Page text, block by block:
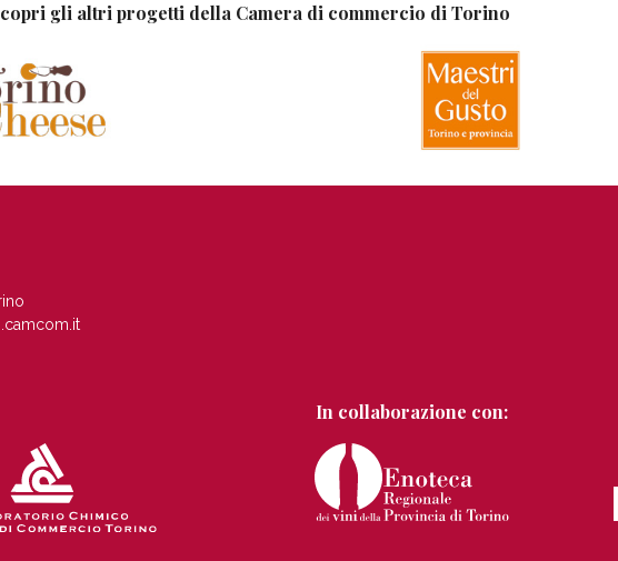
gli altri progetti della Camera di commercio di Torino
In collaborazione con: